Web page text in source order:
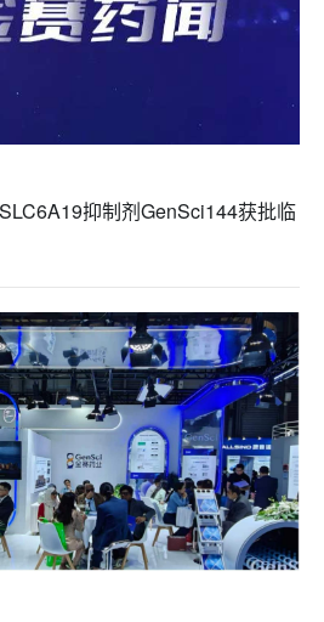
抑制剂GenSci144获批临